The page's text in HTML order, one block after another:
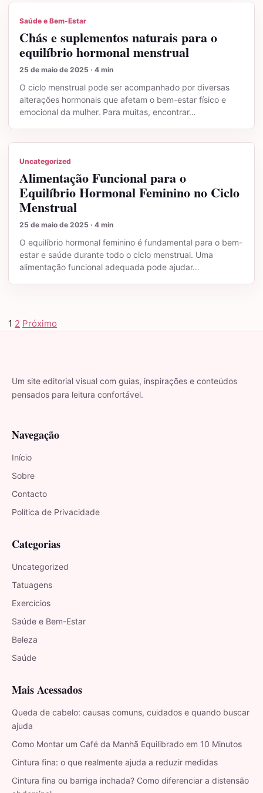
Saúde e Bem-Estar
Chás e suplementos naturais para o
equilíbrio hormonal menstrual
25 de maio de 2025 · 4 min
O ciclo menstrual pode ser acompanhado por diversas
alterações hormonais que afetam o bem-estar físico e
emocional da mulher. Para muitas, encontrar…
Uncategorized
Alimentação Funcional para o
Equilíbrio Hormonal Feminino no Ciclo
Menstrual
25 de maio de 2025 · 4 min
O equilíbrio hormonal feminino é fundamental para o bem-
estar e saúde durante todo o ciclo menstrual. Uma
alimentação funcional adequada pode ajudar…
Paginação de posts
1 2 Próximo
Um site editorial visual com guias, inspirações e conteúdos
pensados para leitura confortável.
Navegação
Início
Sobre
Contacto
Política de Privacidade
Categorias
Uncategorized
Tatuagens
Exercícios
Saúde e Bem-Estar
Beleza
Saúde
Mais Acessados
Queda de cabelo: causas comuns, cuidados e quando buscar
ajuda
Como Montar um Café da Manhã Equilibrado em 10 Minutos
Cintura fina: o que realmente ajuda a reduzir medidas
Cintura fina ou barriga inchada? Como diferenciar a distensão